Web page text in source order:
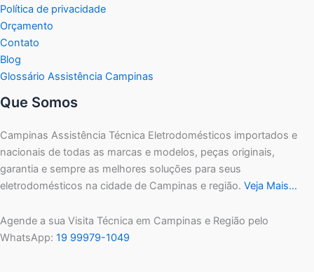
Política de privacidade
Orçamento
Contato
Blog
Glossário Assistência Campinas
Que Somos
Campinas Assistência Técnica Eletrodomésticos importados e
nacionais de todas as marcas e modelos, peças originais,
garantia e sempre as melhores soluções para seus
eletrodomésticos na cidade de Campinas e região. Veja Mais…
Agende a sua Visita Técnica em Campinas e Região pelo
WhatsApp: 19 99979-1049